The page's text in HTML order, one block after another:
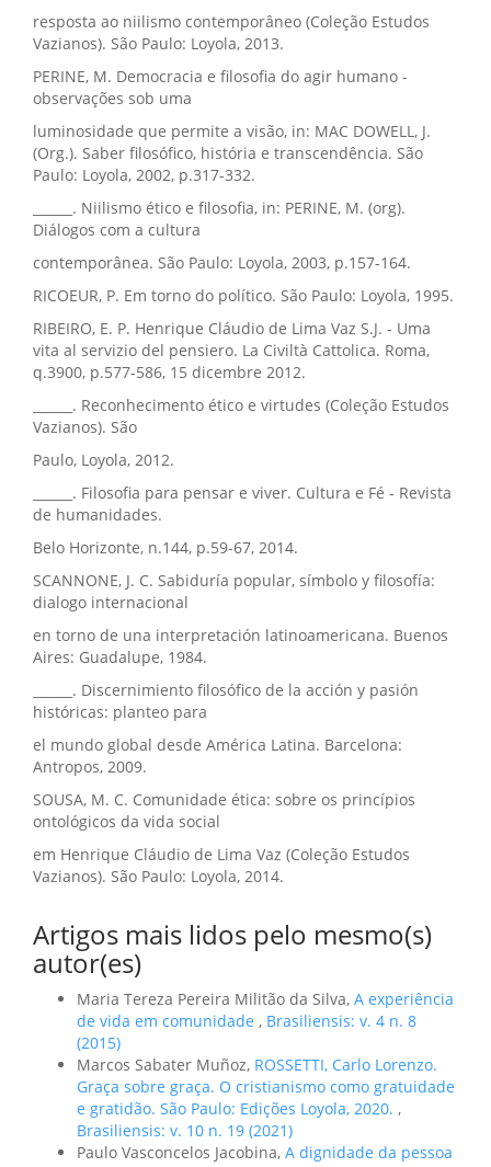
resposta ao niilismo contemporâneo (Coleção Estudos
Vazianos). São Paulo: Loyola, 2013.
PERINE, M. Democracia e filosofia do agir humano -
observações sob uma
luminosidade que permite a visão, in: MAC DOWELL, J.
(Org.). Saber filosófico, história e transcendência. São
Paulo: Loyola, 2002, p.317-332.
______. Niilismo ético e filosofia, in: PERINE, M. (org).
Diálogos com a cultura
contemporânea. São Paulo: Loyola, 2003, p.157-164.
RICOEUR, P. Em torno do político. São Paulo: Loyola, 1995.
RIBEIRO, E. P. Henrique Cláudio de Lima Vaz S.J. - Uma
vita al servizio del pensiero. La Civiltà Cattolica. Roma,
q.3900, p.577-586, 15 dicembre 2012.
______. Reconhecimento ético e virtudes (Coleção Estudos
Vazianos). São
Paulo, Loyola, 2012.
______. Filosofia para pensar e viver. Cultura e Fé - Revista
de humanidades.
Belo Horizonte, n.144, p.59-67, 2014.
SCANNONE, J. C. Sabiduría popular, símbolo y filosofía:
dialogo internacional
en torno de una interpretación latinoamericana. Buenos
Aires: Guadalupe, 1984.
______. Discernimiento filosófico de la acción y pasión
históricas: planteo para
el mundo global desde América Latina. Barcelona:
Antropos, 2009.
SOUSA, M. C. Comunidade ética: sobre os princípios
ontológicos da vida social
em Henrique Cláudio de Lima Vaz (Coleção Estudos
Vazianos). São Paulo: Loyola, 2014.
Artigos mais lidos pelo mesmo(s)
autor(es)
Maria Tereza Pereira Militão da Silva, A experiência
de vida em comunidade , Brasiliensis: v. 4 n. 8
(2015)
Marcos Sabater Muñoz, ROSSETTI, Carlo Lorenzo.
Graça sobre graça. O cristianismo como gratuidade
e gratidão. São Paulo: Edições Loyola, 2020. ,
Brasiliensis: v. 10 n. 19 (2021)
Paulo Vasconcelos Jacobina, A dignidade da pessoa